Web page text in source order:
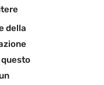
della